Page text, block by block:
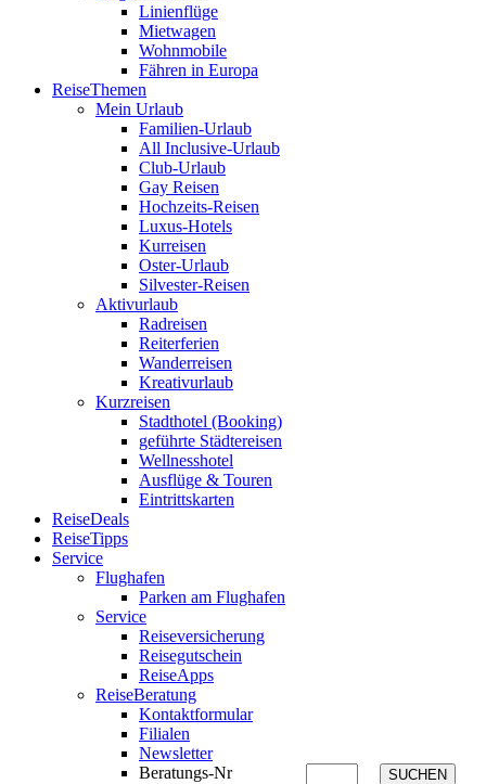
Linienflüge
Mietwagen
Wohnmobile
Fähren in Europa
ReiseThemen
Mein Urlaub
Familien-Urlaub
All Inclusive-Urlaub
Club-Urlaub
Gay Reisen
Hochzeits-Reisen
Luxus-Hotels
Kurreisen
Oster-Urlaub
Silvester-Reisen
Aktivurlaub
Radreisen
Reiterferien
Wanderreisen
Kreativurlaub
Kurzreisen
Stadthotel (Booking)
geführte Städtereisen
Wellnesshotel
Ausflüge & Touren
Eintrittskarten
ReiseDeals
ReiseTipps
Service
Flughafen
Parken am Flughafen
Service
Reiseversicherung
Reisegutschein
ReiseApps
ReiseBeratung
Kontaktformular
Filialen
Newsletter
Beratungs-Nr
SUCHEN